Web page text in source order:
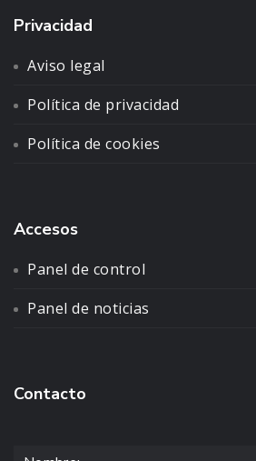
Privacidad
Aviso legal
Política de privacidad
Política de cookies
Accesos
Panel de control
Panel de noticias
Contacto